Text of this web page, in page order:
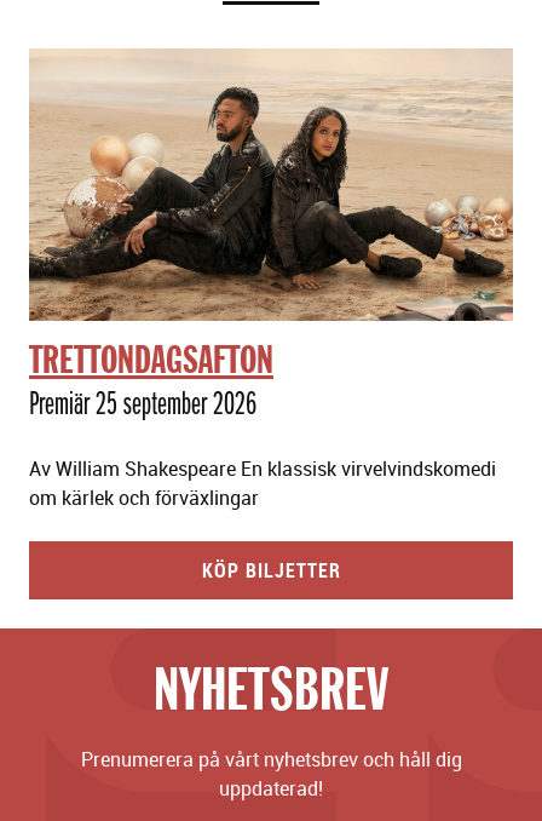
TRETTONDAGSAFTON
Premiär 25 september 2026
Av William Shakespeare En klassisk virvelvindskomedi
om kärlek och förväxlingar
KÖP BILJETTER
NYHETSBREV
Prenumerera på vårt nyhetsbrev och håll dig
uppdaterad!